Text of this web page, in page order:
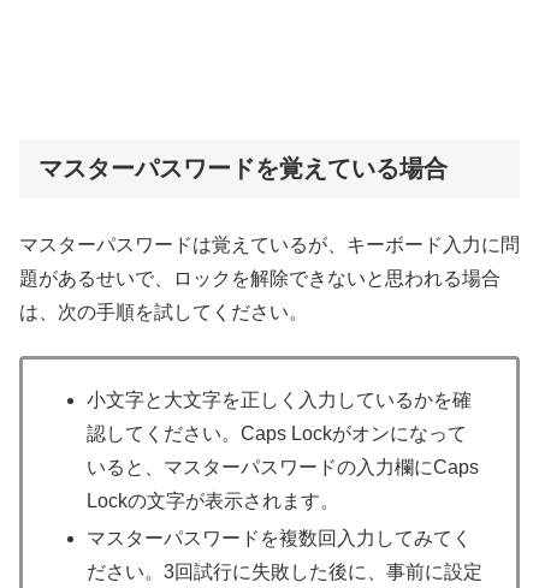
マスターパスワードを覚えている場合
マスターパスワードは覚えているが、キーボード入力に問
題があるせいで、ロックを解除できないと思われる場合
は、次の手順を試してください。
小文字と大文字を正しく入力しているかを確
認してください。Caps Lockがオンになって
いると、マスターパスワードの入力欄にCaps
Lockの文字が表示されます。
マスターパスワードを複数回入力してみてく
ださい。3回試行に失敗した後に、事前に設定